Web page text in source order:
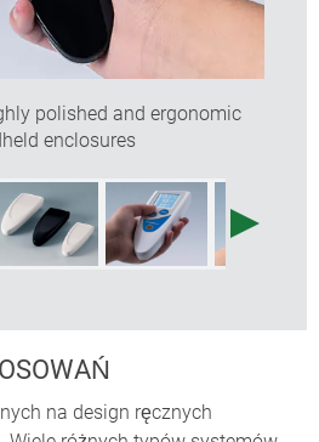
polished and ergonomic
enclosures
na design ręcznych